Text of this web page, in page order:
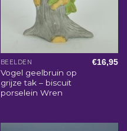
BEELDEN
Vogel geelbruin op
grijze tak – biscuit
porselein Wren
€16,95